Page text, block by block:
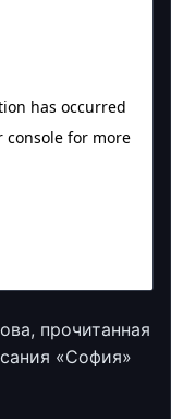
прочитанная
«София»